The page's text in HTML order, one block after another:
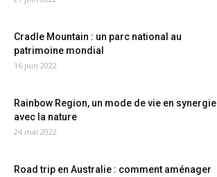
Cradle Mountain : un parc national au
patrimoine mondial
16 juin 2022
Rainbow Region, un mode de vie en synergie
avec la nature
24 mai 2022
Road trip en Australie : comment aménager